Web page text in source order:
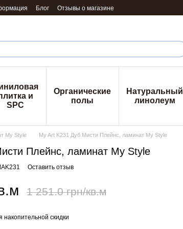
Блог Отзывы о магазине
и
SPC
Органические
полы
Натуральный
линолеум
My Style My Art K231 Дуб Мисти Плейнс, ламинат My Style
Плейнс, ламинат My Style
Оставить отзыв
1 251.0 грн/кв.м
накопительной скидки